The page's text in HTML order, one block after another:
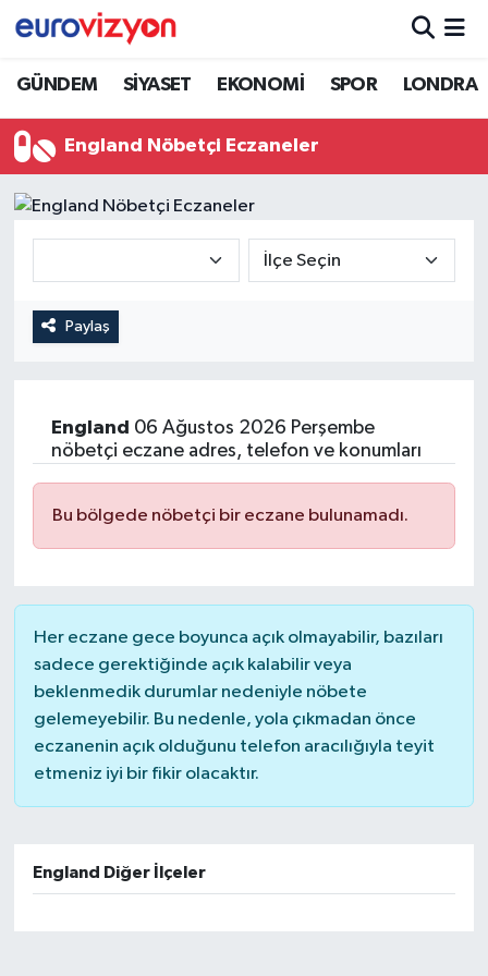
GÜNDEM SİYASET EKONOMİ SPOR LONDRA
England Nöbetçi Eczaneler
Paylaş
England 06 Ağustos 2026 Perşembe
nöbetçi eczane adres, telefon ve konumları
Bu bölgede nöbetçi bir eczane bulunamadı.
Her eczane gece boyunca açık olmayabilir, bazıları
sadece gerektiğinde açık kalabilir veya
beklenmedik durumlar nedeniyle nöbete
gelemeyebilir. Bu nedenle, yola çıkmadan önce
eczanenin açık olduğunu telefon aracılığıyla teyit
etmeniz iyi bir fikir olacaktır.
England Diğer İlçeler